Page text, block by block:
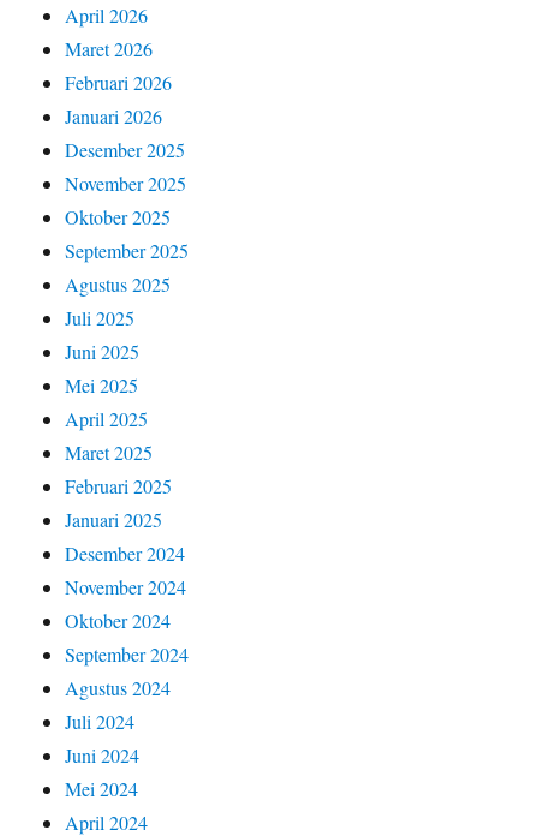
April 2026
Maret 2026
Februari 2026
Januari 2026
Desember 2025
November 2025
Oktober 2025
September 2025
Agustus 2025
Juli 2025
Juni 2025
Mei 2025
April 2025
Maret 2025
Februari 2025
Januari 2025
Desember 2024
November 2024
Oktober 2024
September 2024
Agustus 2024
Juli 2024
Juni 2024
Mei 2024
April 2024